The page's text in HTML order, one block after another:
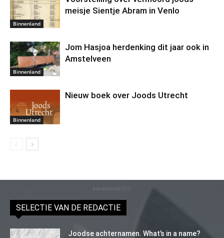
Binnenland
meisje Sientje Abram in Venlo
Binnenland
Jom Hasjoa herdenking dit jaar ook in
Amstelveen
Binnenland
Nieuw boek over Joods Utrecht
Advertentie (11)
SELECTIE VAN DE REDACTIE
Joodse achternamen. What’s in a name?